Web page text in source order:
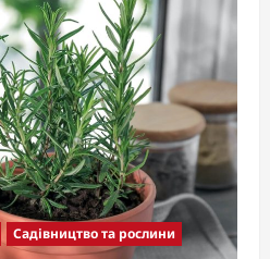
Садівництво та рослини